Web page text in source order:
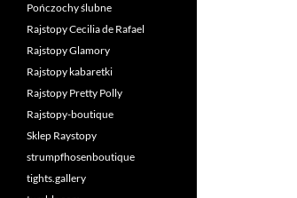
Pończochy ślubne
Rajstopy Cecilia de Rafael
Rajstopy Glamory
Rajstopy kabaretki
Rajstopy Pretty Polly
Rajstopy-boutique
Sklep Raystopy
strumpfhosenboutique
tights.gallery